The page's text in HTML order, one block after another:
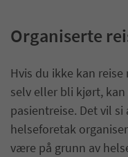
Organiserte
Hvis du ikke kan
selv eller bli kjørt,
pasientreise. Det vil
helseforetak
være på grunn av